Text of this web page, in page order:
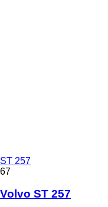
ST 257
67
Volvo ST 257